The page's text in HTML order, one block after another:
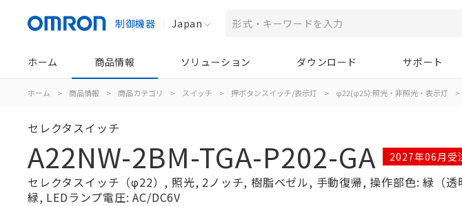
制御機器 Japan
ホーム 商品情報 ソリューション ダウンロード サポート
ホーム > 商品情報 > 商品カテゴリ > スイッチ > 押ボタンスイッチ/表示灯 > φ22(φ25):照光・非照光・表示灯 >
セレクタスイッチ
A22NW-2BM-TGA-P202-GA 2027年06月受
セレクタスイッチ（φ22）, 照光, 2ノッチ, 樹脂ベゼル, 手動復帰, 操作部色: 緑（
緑, LEDランプ電圧: AC/DC6V